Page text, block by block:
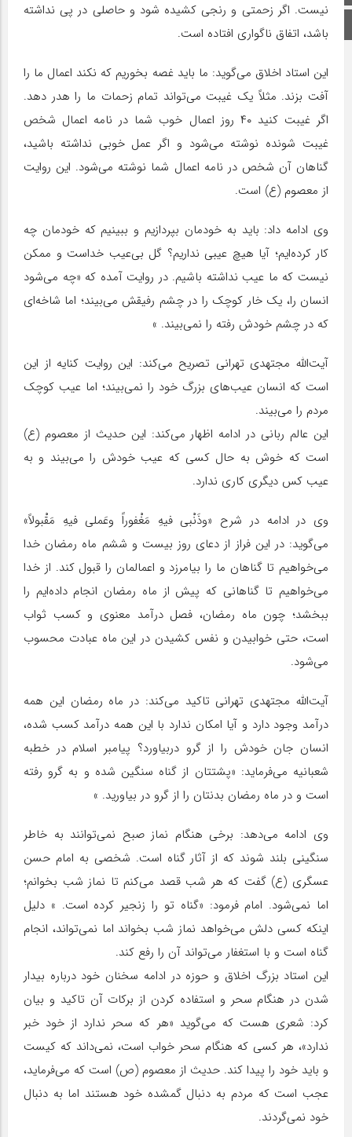
نیست. اگر زحمتی و رنجی کشیده شود و حاصلی در پی نداشته
باشد، اتفاق ناگواری افتاده است.
این استاد اخلاق می‌گوید: ما باید غصه بخوریم که نکند اعمال ما را
آفت بزند. مثلاً یک غیبت می‌تواند تمام زحمات ما را هدر دهد.
اگر غیبت کنید ۴۰ روز اعمال خوب شما در نامه اعمال شخص
غیبت شونده نوشته می‌شود و اگر عمل خوبی نداشته باشید،
گناهان آن شخص در نامه اعمال شما نوشته می‌شود. این روایت
از معصوم (ع) است.
وی ادامه داد: باید به خودمان بپردازیم و ببینیم که خودمان چه
کار کرده‌ایم؛ آیا هیچ عیبی نداریم؟ گل بی‌عیب خداست و ممکن
نیست که ما عیب نداشته باشیم. در روایت آمده که «چه می‌شود
انسان را، یک خار کوچک را در چشم رفیقش می‌بیند؛ اما شاخه‌ای
که در چشم خودش رفته را نمی‌بیند. »
آیت‌الله مجتهدی تهرانی تصریح می‌کند: این روایت کنایه از این
است که انسان عیب‌های بزرگ خود را نمی‌بیند؛ اما عیب کوچک
مردم را می‌بیند.
این عالم ربانی در ادامه اظهار می‌کند: این حدیث از معصوم (ع)
است که خوش به حال کسی که عیب خودش را می‌بیند و به
عیب کس دیگری کاری ندارد.
وی در ادامه در شرح «وذَنْبی فیهِ مَغْفوراً وعَملی فیهِ مَقْبولاً»
می‌گوید: در این فراز از دعای روز بیست‌ و ششم ماه رمضان خدا
می‌خواهیم تا گناهان ما را بیامرزد و اعمالمان را قبول کند. از خدا
می‌خواهیم تا گناهانی که پیش از ماه رمضان انجام داده‌ایم را
ببخشد؛ چون ماه رمضان، فصل درآمد معنوی و کسب ثواب
است، حتی خوابیدن و نفس کشیدن در این ماه عبادت محسوب
می‌شود.
آیت‌الله مجتهدی تهرانی تاکید می‌کند: در ماه رمضان این همه
درآمد وجود دارد و آیا امکان ندارد با این همه درآمد کسب شده،
انسان جان خودش را از گرو دربیاورد؟ پیامبر اسلام در خطبه
شعبانیه می‌فرماید: «پشتتان از گناه سنگین شده و به گرو رفته
است و در ماه رمضان بدنتان را از گرو در بیاورید. »
وی ادامه می‌دهد: برخی هنگام نماز صبح نمی‌توانند به خاطر
سنگینی بلند شوند که از آثار گناه است. شخصی به امام حسن
عسگری (ع) گفت که هر شب قصد می‌کنم تا نماز شب بخوانم؛
اما نمی‌شود. امام فرمود: «گناه تو را زنجیر کرده است. » دلیل
اینکه کسی دلش می‌خواهد نماز شب بخواند اما نمی‌تواند، انجام
گناه است و با استغفار می‌تواند آن را رفع کند.
این استاد بزرگ اخلاق و حوزه در ادامه سخنان خود درباره بیدار
شدن در هنگام سحر و استفاده کردن از برکات آن تاکید و بیان
کرد: شعری هست که می‌گوید «هر که سحر ندارد از خود خبر
ندارد»، هر کسی که هنگام سحر خواب است، نمی‌داند که کیست
و باید خود را پیدا کند. حدیث از معصوم (ص) است که می‌فرماید،
عجب است که مردم به دنبال گمشده خود هستند اما به دنبال
خود نمی‌گردند.